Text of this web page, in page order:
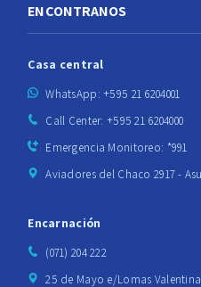
ENCONTRANOS
Casa central
WhatsApp: +595 21 6204001
Call Center: +595 21 6204000
Emergencia Monitoreo: *991
Aviadores del Chaco 2917 -
Encarnación
(071) 204 222
25 de Mayo e/Lomas